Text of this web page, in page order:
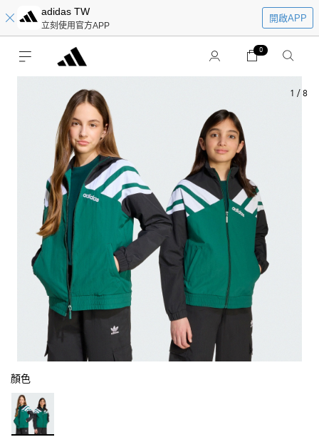
adidas TW
立刻使用官方APP
開啟APP
0
1 / 8
顏色